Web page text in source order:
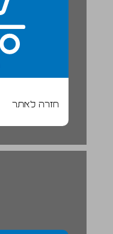
חזרה לאתר